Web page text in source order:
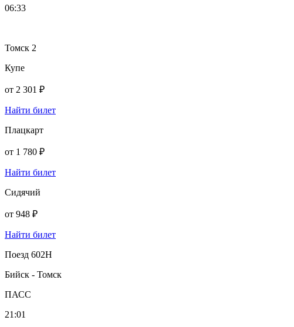
06:33
Томск 2
Купе
от 2 301 ₽
Найти билет
Плацкарт
от 1 780 ₽
Найти билет
Сидячий
от 948 ₽
Найти билет
Поезд 602Н
Бийск - Томск
ПАСС
21:01